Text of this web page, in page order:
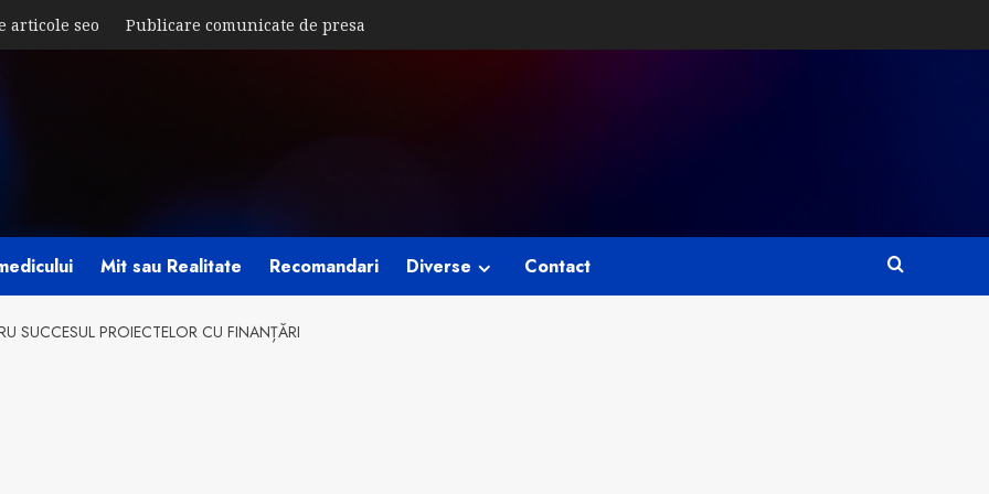
articole seo Publicare comunicate de presa
Mit sau Realitate Recomandari Diverse Contact
SUCCESUL PROIECTELOR CU FINANȚĂRI